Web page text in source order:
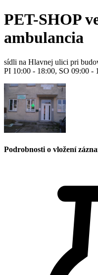
PET-SHOP
ambulancia
sídli na Hlavnej ulici pri
PI 10:00 - 18:00, SO 09:00 -
Podrobnosti o vložení